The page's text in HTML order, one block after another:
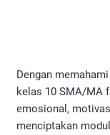
Dengan
kelas 10 SMA/MA
emosional,
menciptakan